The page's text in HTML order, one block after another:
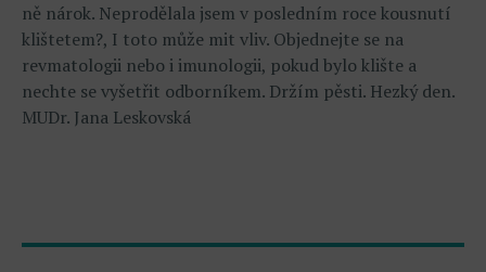
ně nárok. Neprodělala jsem v posledním roce kousnutí
klištetem?, I toto může mit vliv. Objednejte se na
revmatologii nebo i imunologii, pokud bylo klište a
nechte se vyšetřit odborníkem. Držím pěsti. Hezký den.
MUDr. Jana Leskovská